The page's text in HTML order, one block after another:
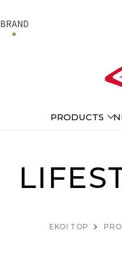
BRAND
PRODUCTS
EKOI TOP